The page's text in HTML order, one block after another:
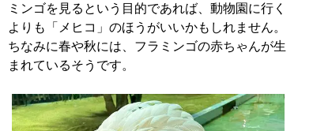
ミンゴを見るという目的であれば、動物園に行く
よりも「メヒコ」のほうがいいかもしれません。
ちなみに春や秋には、フラミンゴの赤ちゃんが生
まれているそうです。